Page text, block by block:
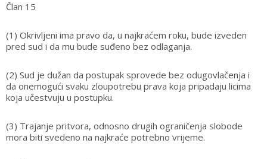
Član 15
(1) Okrivljeni ima pravo da, u najkraćem roku, bude izveden
pred sud i da mu bude suđeno bez odlaganja.
(2) Sud je dužan da postupak sprovede bez odugovlačenja i
da onemogući svaku zloupotrebu prava koja pripadaju licima
koja učestvuju u postupku.
(3) Trajanje pritvora, odnosno drugih ograničenja slobode
mora biti svedeno na najkraće potrebno vrijeme.